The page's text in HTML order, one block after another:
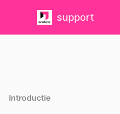
support
Introductie